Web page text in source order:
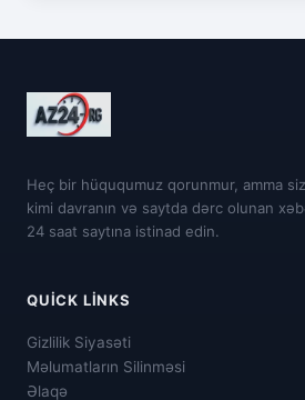
Heç bir hüququmuz qorunmur, amma
kimi davranın və saytda dərc olunan
24 saat saytına istinad edin.
QUICK LINKS
Gizlilik Siyasəti
Məlumatların Silinməsi
Əlaqə